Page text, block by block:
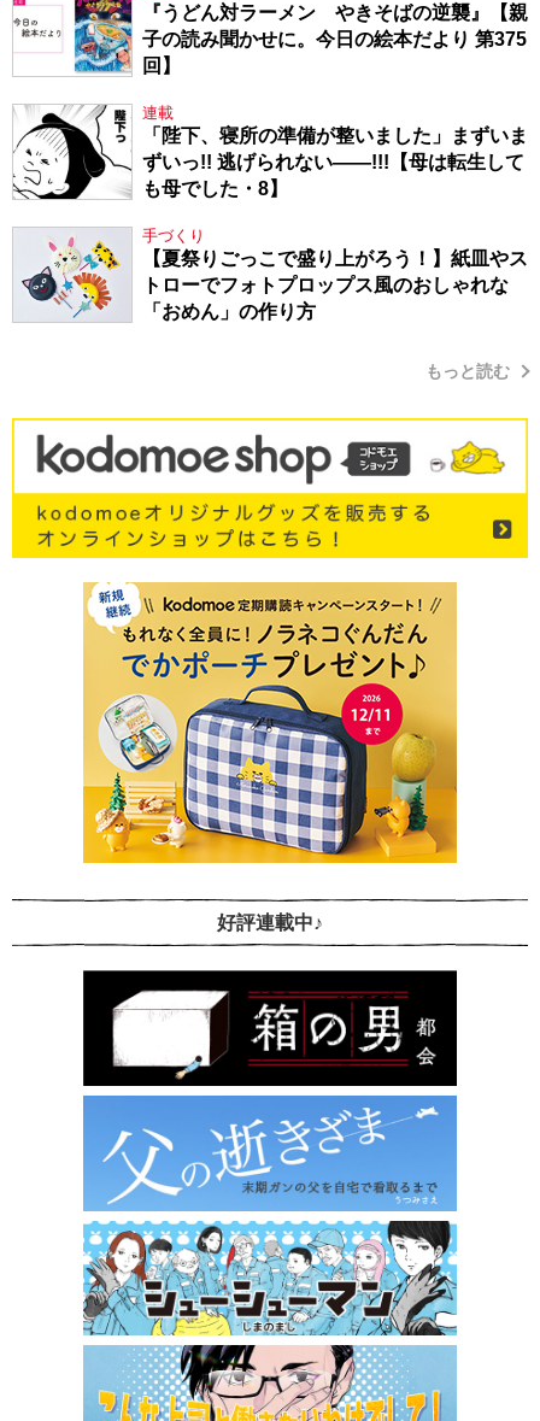
『うどん対ラーメン やきそばの逆襲』【親
子の読み聞かせに。今日の絵本だより 第375
回】
連載
「陛下、寝所の準備が整いました」まずいま
ずいっ!! 逃げられない――!!!【母は転生して
も母でした・8】
手づくり
【夏祭りごっこで盛り上がろう！】紙皿やス
トローでフォトプロップス風のおしゃれな
「おめん」の作り方
もっと読む
好評連載中♪